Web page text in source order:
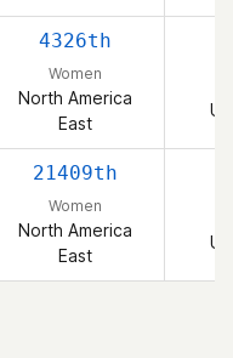
4326th
Women
North America
East
21409th
Women
North America
East